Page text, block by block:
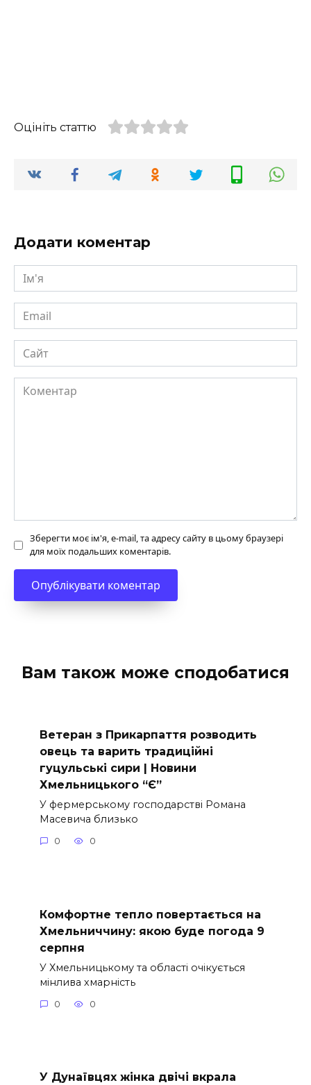
Оцініть статтю
Додати коментар
Ім'я
Email
Сайт
Коментар
Зберегти моє ім'я, e-mail, та адресу сайту в цьому браузері
для моїх подальших коментарів.
Вам також може сподобатися
Ветеран з Прикарпаття розводить
овець та варить традиційні
гуцульські сири | Новини
Хмельницького “Є”
У фермерському господарстві Романа
Масевича близько
0 0
Комфортне тепло повертається на
Хмельниччину: якою буде погода 9
серпня
У Хмельницькому та області очікується
мінлива хмарність
0 0
У Дунаївцях жінка двічі вкрала